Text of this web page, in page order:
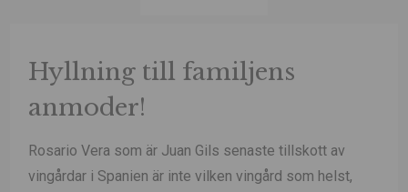
Hyllning till familjens
anmoder!
Rosario Vera som är Juan Gils senaste tillskott av
vingårdar i Spanien är inte vilken vingård som helst,